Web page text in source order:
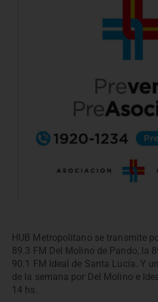
HUB Metropolitano se transmite
89.3 FM Del Molino de Pando, la
90.1 FM Ideal de Santa Lucía. Y
de la semana por Del Molino e
14 hs.